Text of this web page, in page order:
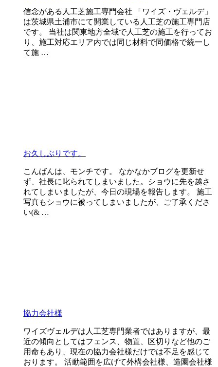
信念がある人工芝施工専門会社 「ワイズ・ヴェルデ」
は茨城県土浦市にて開業している人工芝の施工専門店
です。 当社は関東地方全域で人工芝の施工を行ってお
り、施工対応エリア内では同じ材料で同価格で統一し
て施 …
お久しぶりです。
こんばんは、モンチです。 なかなかブログを更新せ
ず、社長に叱られてしまいました。ショウに先を越さ
れてしまいましたが、今日の現場を報告します。 施工
写真もショウに被ってしまいましたが、ご了承くださ
い(& …
協力会社様
ワイズヴェルデは人工芝専門業者ではありますが、最
近の傾向としてはフェンス、物置、区切りなど他のご
用命もあり、現在の協力会社様だけでは不足を感じて
おります。 活動範囲を広げて外構会社様、造園会社様